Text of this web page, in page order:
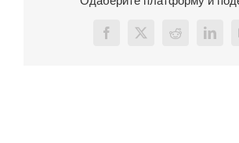
Facebook
X Reddit